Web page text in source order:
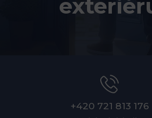
+420 721 813 176